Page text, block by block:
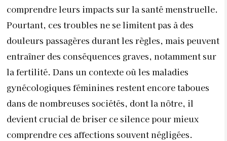
comprendre leurs impacts sur la santé menstruelle.
Pourtant, ces troubles ne se limitent pas à des
douleurs passagères durant les règles, mais peuvent
entraîner des conséquences graves, notamment sur
la fertilité. Dans un contexte où les maladies
gynécologiques féminines restent encore taboues
dans de nombreuses sociétés, dont la nôtre, il
devient crucial de briser ce silence pour mieux
comprendre ces affections souvent négligées.